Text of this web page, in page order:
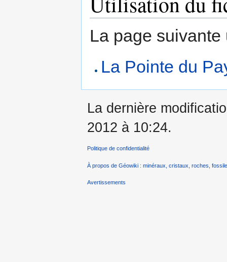
La page
La Pointe du
La dernière
2012 à 10:24.
Politique de confidentialité
À propos de Géowiki : minéraux, cristaux, roches,
Avertissements